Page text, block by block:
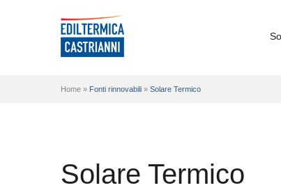
Home » Fonti rinnovabili » Solare Termico
Solare Termico